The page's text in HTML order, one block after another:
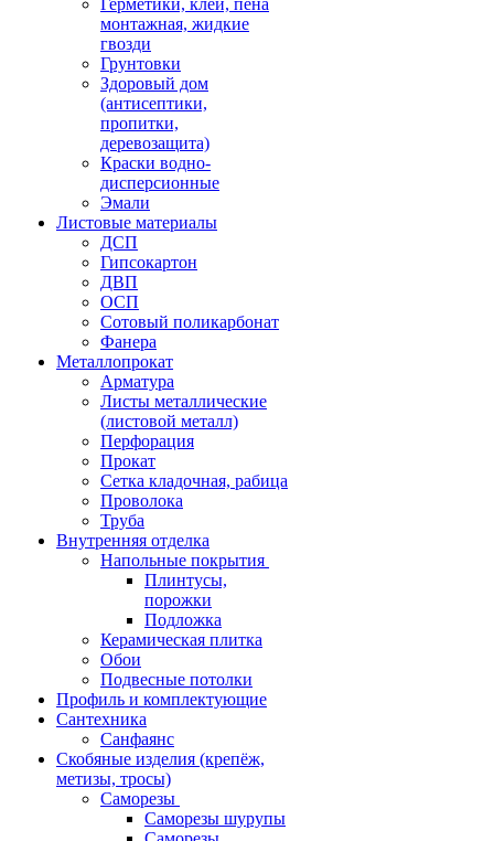
Герметики, клей, пена
монтажная, жидкие
гвозди
Грунтовки
Здоровый дом
(антисептики,
пропитки,
деревозащита)
Краски водно-
дисперсионные
Эмали
Листовые материалы
ДСП
Гипсокартон
ДВП
ОСП
Сотовый поликарбонат
Фанера
Металлопрокат
Арматура
Листы металлические
(листовой металл)
Перфорация
Прокат
Сетка кладочная, рабица
Проволока
Труба
Внутренняя отделка
Напольные покрытия
Плинтусы,
порожки
Подложка
Керамическая плитка
Обои
Подвесные потолки
Профиль и комплектующие
Сантехника
Санфаянс
Скобяные изделия (крепёж,
метизы, тросы)
Саморезы
Саморезы шурупы